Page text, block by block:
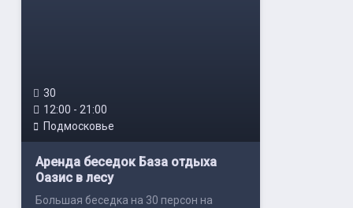
30
12:00 - 21:00
Подмосковье
Аренда беседок База отдыха
Оазис в лесу
Большая беседка на 30 персон на